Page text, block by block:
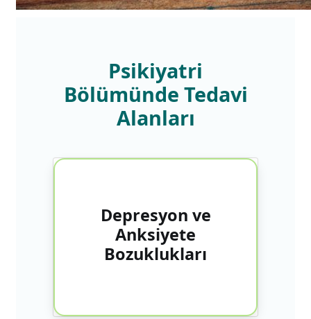
Psikiyatri
Bölümünde Tedavi
Alanları
Depresyon ve
Anksiyete
Bozuklukları
gibi duygularla başa çıkmakta
zorlanan bireyler için
bireyselleştirilmiş psikoterapi ve
ilaç tedavileri uygulanır.